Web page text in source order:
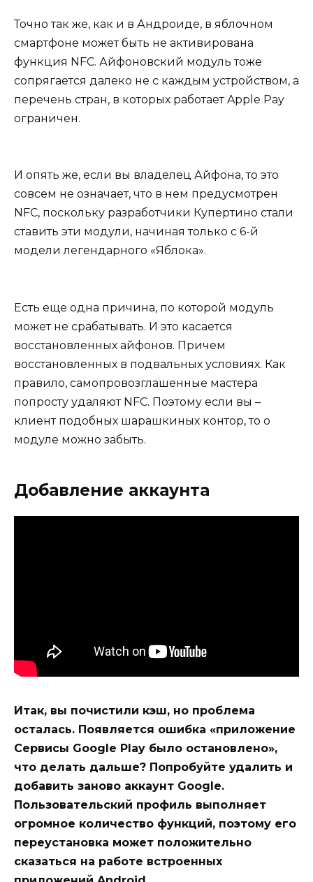
Точно так же, как и в Андроиде, в яблочном
смартфоне может быть не активирована
функция NFC. Айфоновский модуль тоже
сопрягается далеко не с каждым устройством, а
перечень стран, в которых работает Apple Pay
ограничен.
И опять же, если вы владелец Айфона, то это
совсем не означает, что в нем предусмотрен
NFC, поскольку разработчики Купертино стали
ставить эти модули, начиная только с 6-й
модели легендарного «Яблока».
Есть еще одна причина, по которой модуль
может не срабатывать. И это касается
восстановленных айфонов. Причем
восстановленных в подвальных условиях. Как
правило, самопровозглашенные мастера
попросту удаляют NFC. Поэтому если вы –
клиент подобных шарашкиных контор, то о
модуле можно забыть.
Добавление аккаунта
Итак, вы почистили кэш, но проблема
осталась. Появляется ошибка «приложение
Сервисы Google Play было остановлено»,
что делать дальше? Попробуйте удалить и
добавить заново аккаунт Google.
Пользовательский профиль выполняет
огромное количество функций, поэтому его
переустановка может положительно
сказаться на работе встроенных